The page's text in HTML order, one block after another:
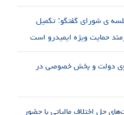
ی شورای گفتگو: تکمیل
حمایت ویژه ایمیدرو است
دولت و بخش خصوصی در
حل اختلاف مالیاتی با حضور